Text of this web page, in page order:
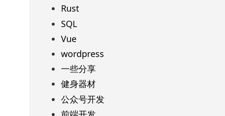
Rust
SQL
Vue
wordpress
一些分享
健身器材
公众号开发